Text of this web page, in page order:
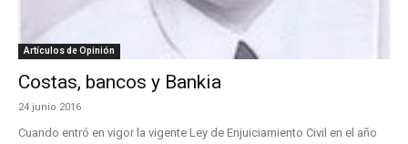
Artículos de Opinión
Costas, bancos y Bankia
24 junio 2016
Cuando entró en vigor la vigente Ley de Enjuiciamiento Civil en el año